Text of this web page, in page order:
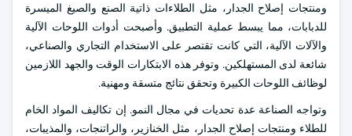
ومنتجات إصلاح الجدار، مثل الطلاءات ذاتية الصنع والصيغ الميسرة
للدبابات، مما يبسط عملية التطبيق. وأصبحت أدوات اللوحات الآلية
والآلات الآلية، التي كانت تقتصر على الاستخدام التجاري والصناعي،
شائعة لدى المستهلكين. وتوفر هذه الابتكارات الوقت والجهد اللازمين
لوظائف اللوحات الكبيرة وتحقق نتائج متسقة ومهنية.
وتواجه الصناعة عدة تحديات في مجال النمو. إن تكاليف المواد الخام
للطلاء ومنتجات إصلاح الجدار، مثل الخنازير، والراتنجات، والمذيبات،